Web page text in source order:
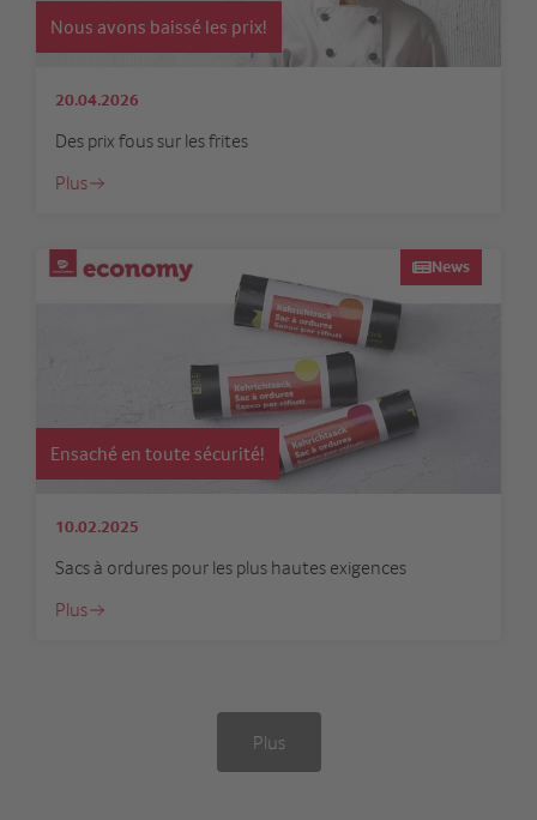
Nous avons baissé les prix!
20.04.2026
Des prix fous sur les frites
Plus
News
Ensaché en toute sécurité!
10.02.2025
Sacs à ordures pour les plus hautes exigences
Plus
Plus